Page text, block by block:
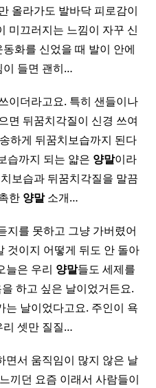
올라가도 발바닥 피로감이
미끄러지는 느낌이 자꾸 신
화를 신었을 때 발이 안에
이 들면 괜히…
이더라고요. 특히 샌들이나
면 뒤꿈치각질이 신경 쓰여
하게 뒤꿈치보습까지 된다
습까지 되는 얇은 양말이라
보습과 뒤꿈치각질을 말끔
한 양말소개…
지를 못하고 그냥 가버렸어
것이지 어떻게 뒤도 안 돌아
늘은 우리 양말들도 세제를
하고 싶은 날이었거든요.
는 날이었다고요. 주인이 욕
리 셋만 질질…
면서 움직임이 많지 않은 날
끼던 요즘 이래서 사람들이